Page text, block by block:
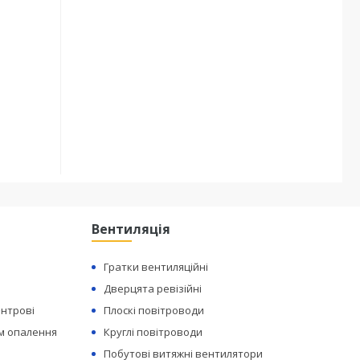
опалення
Вентиляція
Гратки вентиляційні
Дверцята ревізійні
Плоскі повітроводи
Круглі повітроводи
Побутові витяжні вентилятори